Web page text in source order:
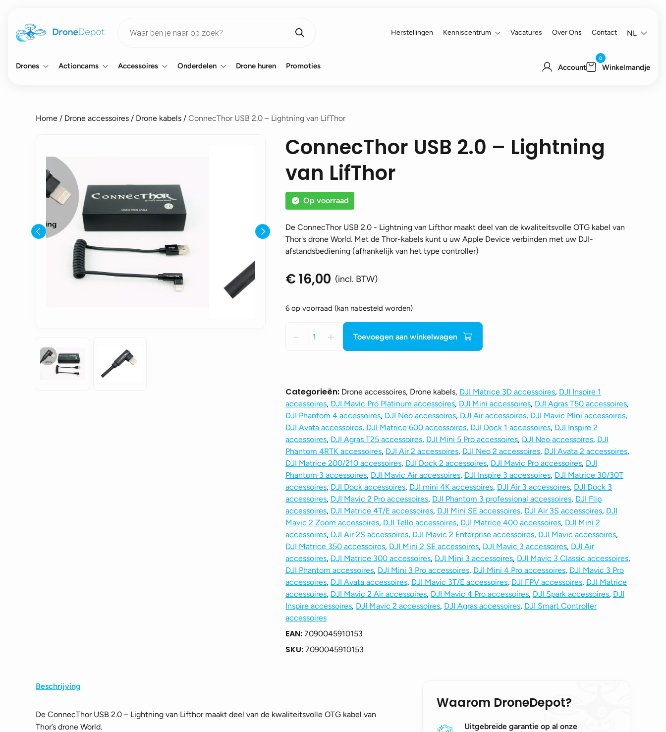
search
Herstellingen Kenniscentrum Vacatures Over Ons Contact NL
Drones Actioncams Accessoires Onderdelen Drone huren Promoties Account
0
Winkelmandje
Home / Drone accessoires / Drone kabels / ConnecThor USB 2.0 – Lightning van LifThor
ConnecThor USB 2.0 – Lightning
van LifThor
Op voorraad
De ConnecThor USB 2.0 - Lightning van Lifthor maakt deel van de kwaliteitsvolle OTG kabel van
Thor's drone World. Met de Thor-kabels kunt u uw Apple Device verbinden met uw DJI-
afstandsbediening (afhankelijk van het type controller)
€16,00 (incl. BTW)
6 op voorraad (kan nabesteld worden)
-
USB
van
LifThor
aantal
+ Toevoegen aan winkelwagen
Categorieën: Drone accessoires, Drone kabels, DJI Matrice 3D accessoires, DJI Inspire 1
accessoires, DJI Mavic Pro Platinum accessoires, DJI Mini accessoires, DJI Agras T50 accessoires,
DJI Phantom 4 accessoires, DJI Neo accessoires, DJI Air accessoires, DJI Mavic Mini accessoires,
DJI Avata accessoires, DJI Matrice 600 accessoires, DJI Dock 1 accessoires, DJI Inspire 2
accessoires, DJI Agras T25 accessoires, DJI Mini 5 Pro accessoires, DJI Neo accessoires, DJI
Phantom 4RTK accessoires, DJI Air 2 accessoires, DJI Neo 2 accessoires, DJI Avata 2 accessoires,
DJI Matrice 200/210 accessoires, DJI Dock 2 accessoires, DJI Mavic Pro accessoires, DJI
Phantom 3 accessoires, DJI Mavic Air accessoires, DJI Inspire 3 accessoires, DJI Matrice 30/30T
accessoires, DJI Dock accessoires, DJI mini 4K accessoires, DJI Air 3 accessoires, DJI Dock 3
accessoires, DJI Mavic 2 Pro accessoires, DJI Phantom 3 professional accessoires, DJI Flip
accessoires, DJI Matrice 4T/E accessoires, DJI Mini SE accessoires, DJI Air 3S accessoires, DJI
Mavic 2 Zoom accessoires, DJI Tello accessoires, DJI Matrice 400 accessoires, DJI Mini 2
accessoires, DJI Air 2S accessoires, DJI Mavic 2 Enterprise accessoires, DJI Mavic accessoires,
DJI Matrice 350 accessoires, DJI Mini 2 SE accessoires, DJI Mavic 3 accessoires, DJI Air
accessoires, DJI Matrice 300 accessoires, DJI Mini 3 accessoires, DJI Mavic 3 Classic accessoires,
DJI Phantom accessoires, DJI Mini 3 Pro accessoires, DJI Mini 4 Pro accessoires, DJI Mavic 3 Pro
accessoires, DJI Avata accessoires, DJI Mavic 3T/E accessoires, DJI FPV accessoires, DJI Matrice
accessoires, DJI Mavic 2 Air accessoires, DJI Mavic 4 Pro accessoires, DJI Spark accessoires, DJI
Inspire accessoires, DJI Mavic 2 accessoires, DJI Agras accessoires, DJI Smart Controller
accessoires
EAN: 7090045910153
SKU: 7090045910153
Beschrijving
De ConnecThor USB 2.0 – Lightning van Lifthor maakt deel van de kwaliteitsvolle OTG kabel van
Thor’s drone World.
Waarom DroneDepot?
Uitgebreide garantie op al onze